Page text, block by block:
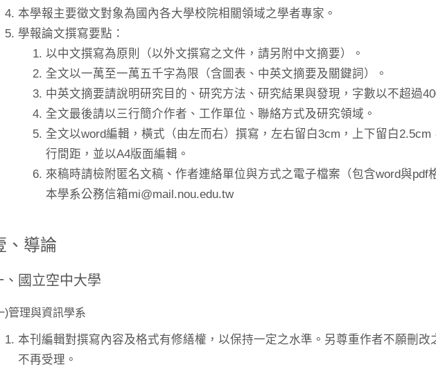
本學報主要徵文對象為國內各大學校院相關領域之學者專家。
學報論文撰寫要點：
以中文撰寫為原則（以外文撰寫之文件，請另附中文摘要）。
全文以一萬至一萬五千字為限（含圖表、中英文摘要及關鍵詞）。
中英文摘要請說明研究目的、研究方法、研究結果與發現，字數以不超過
全文最後請以三行簡介作者、工作單位、聯絡方式及研究領域。
全文以word編輯，橫式（由左而右）撰寫，左右留白3cm，上下留白2.5cm
行間距，並以A4版面編輯。
來稿時請檢附匿名文稿、作者連絡單位與方式之電子檔案（包含word與pdf
本學系公務信箱mi@mail.nou.edu.tw
、導論
、國立空中大學
)管理與資訊學系
本刊編輯對撰寫內容及格式有修繕權，以保持一定之水準。另尊重作者不願刪改
不再受理。